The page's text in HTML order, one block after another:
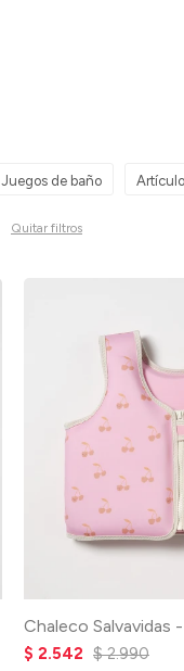
Juegos de baño
Quitar filtros
Chaleco Salvavidas
$ 2.542 $ 2.990